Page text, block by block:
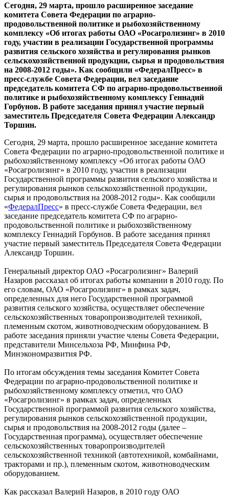
Сегодня, 29 марта, прошло расширенное заседание
комитета Совета Федерации по аграрно-
продовольственной политике и рыбохозяйственному
комплексу «Об итогах работы ОАО «Росагролизинг» в 2010
году, участии в реализации Государственной программы
развития сельского хозяйства и регулирования рынков
сельскохозяйственной продукции, сырья и продовольствия
на 2008-2012 годы». Как сообщили «ФедералПресс» в
пресс-службе Совета Федерации, вел заседание
председатель комитета СФ по аграрно-продовольственной
политике и рыбохозяйственному комплексу Геннадий
Горбунов. В работе заседания принял участие первый
заместитель Председателя Совета Федерации Александр
Торшин.
Сегодня, 29 марта, прошло расширенное заседание комитета
Совета Федерации по аграрно-продовольственной политике и
рыбохозяйственному комплексу «Об итогах работы ОАО
«Росагролизинг» в 2010 году, участии в реализации
Государственной программы развития сельского хозяйства и
регулирования рынков сельскохозяйственной продукции,
сырья и продовольствия на 2008-2012 годы». Как сообщили
«ФедералПресс» в пресс-службе Совета Федерации, вел
заседание председатель комитета СФ по аграрно-
продовольственной политике и рыбохозяйственному
комплексу Геннадий Горбунов. В работе заседания принял
участие первый заместитель Председателя Совета Федерации
Александр Торшин.
Генеральный директор ОАО «Росагролизинг» Валерий
Назаров рассказал об итогах работы компании в 2010 году. По
его словам, ОАО «Росагролизинг» в рамках задач,
определенных для него Государственной программой
развития сельского хозяйства, осуществляет обеспечение
сельскохозяйственных товаропроизводителей техникой,
племенным скотом, животноводческим оборудованием. В
работе заседания приняли участие члены Совета Федерации,
представители Минсельхоза РФ, Минфина РФ,
Минэкономразвития РФ.
По итогам обсуждения темы заседания Комитет Совета
Федерации по аграрно-продовольственной политике и
рыбохозяйственному комплексу отметил, что ОАО
«Росагролизинг» в рамках задач, определенных
Государственной программой развития сельского хозяйства,
регулирования рынков сельскохозяйственной продукции,
сырья и продовольствия на 2008-2012 годы (далее –
Государственная программа), осуществляет обеспечение
сельскохозяйственных товаропроизводителей
сельскохозяйственной техникой (автотехникой, комбайнами,
тракторами и пр.), племенным скотом, животноводческим
оборудованием.
Как рассказал Валерий Назаров, в 2010 году ОАО